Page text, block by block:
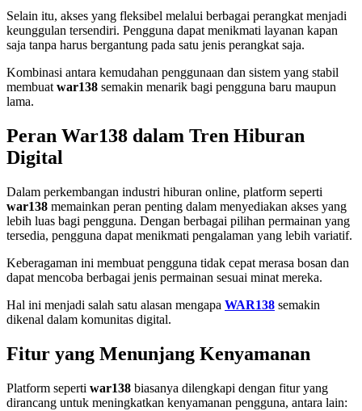
Selain itu, akses yang fleksibel melalui berbagai perangkat menjadi
keunggulan tersendiri. Pengguna dapat menikmati layanan kapan
saja tanpa harus bergantung pada satu jenis perangkat saja.
Kombinasi antara kemudahan penggunaan dan sistem yang stabil
membuat war138 semakin menarik bagi pengguna baru maupun
lama.
Peran War138 dalam Tren Hiburan
Digital
Dalam perkembangan industri hiburan online, platform seperti
war138 memainkan peran penting dalam menyediakan akses yang
lebih luas bagi pengguna. Dengan berbagai pilihan permainan yang
tersedia, pengguna dapat menikmati pengalaman yang lebih variatif.
Keberagaman ini membuat pengguna tidak cepat merasa bosan dan
dapat mencoba berbagai jenis permainan sesuai minat mereka.
Hal ini menjadi salah satu alasan mengapa WAR138 semakin
dikenal dalam komunitas digital.
Fitur yang Menunjang Kenyamanan
Platform seperti war138 biasanya dilengkapi dengan fitur yang
dirancang untuk meningkatkan kenyamanan pengguna, antara lain: